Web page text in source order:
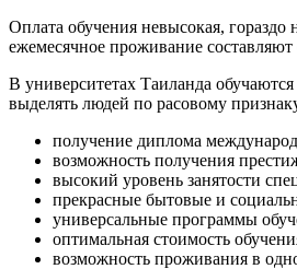
Оплата обучения невысокая,
ежемесячное проживание составляют
В университетах Таиланда
выделять людей по расовому
получение диплома
возможность получения
высокий уровень занятости
прекрасные бытовые и
универсальные программы
оптимальная стоимость
возможность проживания в